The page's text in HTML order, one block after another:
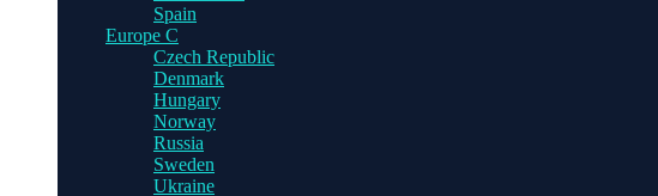
Spain
Europe C
Czech Republic
Denmark
Hungary
Norway
Russia
Sweden
Ukraine